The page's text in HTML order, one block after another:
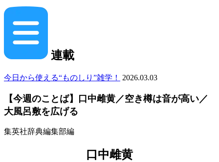
連載
今日から使える“ものしり”雑学！ 2026.03.03
【今週のことば】口中雌黄／空き樽は音が高い／
大風呂敷を広げる
集英社辞典編集部編
口中雌黄